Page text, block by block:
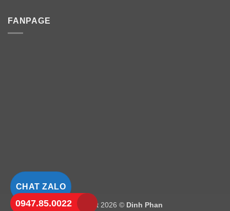
CHAT ZALO
0947.85.0022
FANPAGE
Copyright 2026 © Dinh Phan